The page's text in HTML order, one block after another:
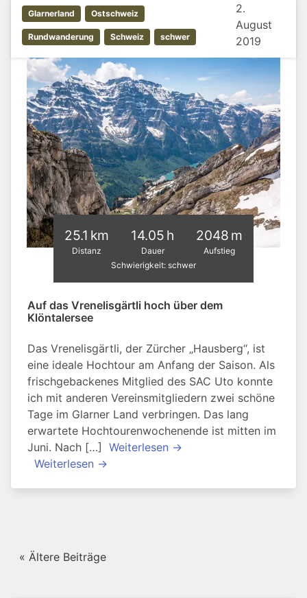
Glarnerland Ostschweiz
Rundwanderung Schweiz schwer
2.
August
2019
25.1 km
Distanz
14.05 h
Dauer
2048 m
Aufstieg
Schwierigkeit: schwer
Auf das Vrenelisgärtli hoch über dem
Klöntalersee
Das Vrenelisgärtli, der Zürcher „Hausberg“, ist
eine ideale Hochtour am Anfang der Saison. Als
frischgebackenes Mitglied des SAC Uto konnte
ich mit anderen Vereinsmitgliedern zwei schöne
Tage im Glarner Land verbringen. Das lang
erwartete Hochtourenwochenende ist mitten im
Juni. Nach […] Weiterlesen →
Weiterlesen →
« Ältere Beiträge